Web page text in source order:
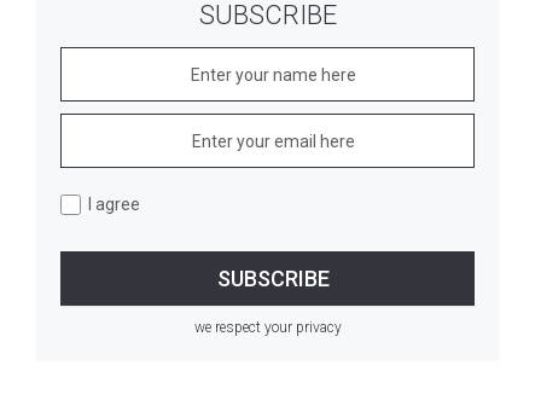
SUBSCRIBE
I agree
we respect your privacy